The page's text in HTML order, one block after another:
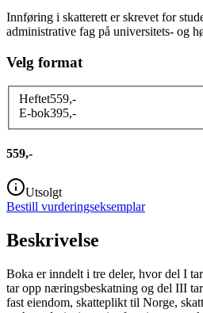
Innføring i skatterett er skrevet for
administrative fag på universitets- og
Velg format
Heftet559,-
E-bok395,-
559,-
Utsolgt
Bestill vurderingseksemplar
Beskrivelse
Boka er inndelt i tre deler, hvor del I
tar opp næringsbeskatning og del III
fast eiendom, skatteplikt til Norge,